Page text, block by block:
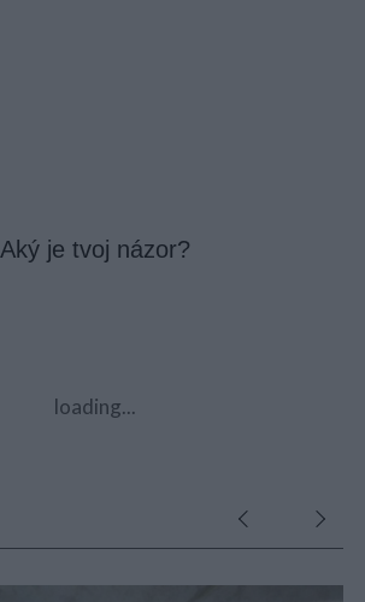
Aký je tvoj názor?
loading...